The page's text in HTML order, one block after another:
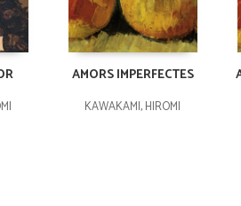
AMORS IMPERFECTES
KAWAKAMI, HIROMI